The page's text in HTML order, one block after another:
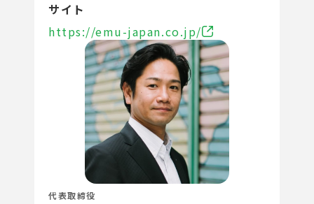
サイト
https://emu-japan.co.jp/
代表取締役